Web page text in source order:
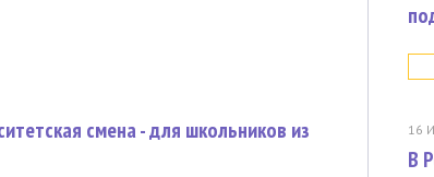
смена - для школьников из
16
В